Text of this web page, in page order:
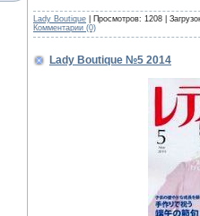
Lady Boutique | Просмотров: 1208 |
Комментарии (0)
Lady Boutique №5 2014